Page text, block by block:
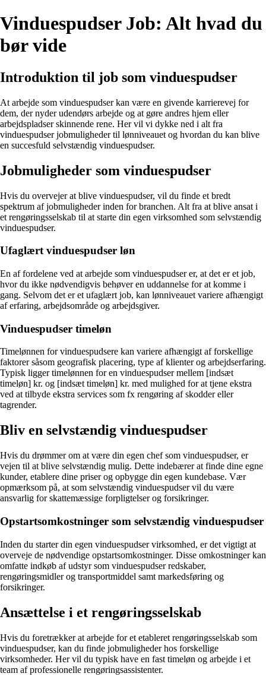
Vinduespudser Job: Alt hvad du
bør vide
Introduktion til job som vinduespudser
At arbejde som vinduespudser kan være en givende karrierevej for
dem, der nyder udendørs arbejde og at gøre andres hjem eller
arbejdspladser skinnende rene. Her vil vi dykke ned i alt fra
vinduespudser jobmuligheder til lønniveauet og hvordan du kan blive
en succesfuld selvstændig vinduespudser.
Jobmuligheder som vinduespudser
Hvis du overvejer at blive vinduespudser, vil du finde et bredt
spektrum af jobmuligheder inden for branchen. Alt fra at blive ansat i
et rengøringsselskab til at starte din egen virksomhed som selvstændig
vinduespudser.
Ufaglært vinduespudser løn
En af fordelene ved at arbejde som vinduespudser er, at det er et job,
hvor du ikke nødvendigvis behøver en uddannelse for at komme i
gang. Selvom det er et ufaglært job, kan lønniveauet variere afhængigt
af erfaring, arbejdsområde og arbejdsgiver.
Vinduespudser timeløn
Timelønnen for vinduespudsere kan variere afhængigt af forskellige
faktorer såsom geografisk placering, type af klienter og arbejdserfaring.
Typisk ligger timelønnen for en vinduespudser mellem [indsæt
timeløn] kr. og [indsæt timeløn] kr. med mulighed for at tjene ekstra
ved at tilbyde ekstra services som fx rengøring af skodder eller
tagrender.
Bliv en selvstændig vinduespudser
Hvis du drømmer om at være din egen chef som vinduespudser, er
vejen til at blive selvstændig mulig. Dette indebærer at finde dine egne
kunder, etablere dine priser og opbygge din egen kundebase. Vær
opmærksom på, at som selvstændig vinduespudser vil du være
ansvarlig for skattemæssige forpligtelser og forsikringer.
Opstartsomkostninger som selvstændig vinduespudser
Inden du starter din egen vinduespudser virksomhed, er det vigtigt at
overveje de nødvendige opstartsomkostninger. Disse omkostninger kan
omfatte indkøb af udstyr som vinduespudser redskaber,
rengøringsmidler og transportmiddel samt markedsføring og
forsikringer.
Ansættelse i et rengøringsselskab
Hvis du foretrækker at arbejde for et etableret rengøringsselskab som
vinduespudser, kan du finde jobmuligheder hos forskellige
virksomheder. Her vil du typisk have en fast timeløn og arbejde i et
team af professionelle rengøringsassistenter.